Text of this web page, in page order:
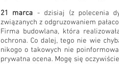
21 marca - dzisiaj (z polecenia
związanych z odgruzowaniem
Firma budowlana, która
ochrona. Co dalej, tego nie wie
nikogo o takowych nie
prywatna ocena. Mogę się